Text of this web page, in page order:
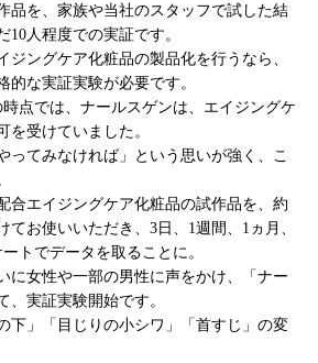
品を、家族や当社のスタッフで試した結
人程度での実証です。
ジングケア化粧品の製品化を行うなら、
的な実証実験が必要です。
時点では、ナールスゲンは、エイジングケ
を受けていました。
ってみなければ」という思いが強く、こ
合エイジングケア化粧品の試作品を、約
てお使いいただき、3日、1週間、1ヵ月、
トでデータを取ることに。
に女性や一部の男性に声をかけ、「ナー
、実証実験開始です。
下」「目じりの小シワ」「首すじ」の変